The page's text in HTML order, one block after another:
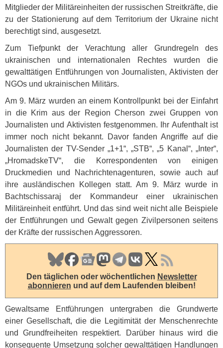
Mitglieder der Militäreinheiten der russischen Streitkräfte, die
zu der Stationierung auf dem Territorium der Ukraine nicht
berechtigt sind, ausgesetzt.
Zum Tiefpunkt der Verachtung aller Grundregeln des
ukrainischen und internationalen Rechtes wurden die
gewalttätigen Entführungen von Journalisten, Aktivisten der
NGOs und ukrainischen Militärs.
Am 9. März wurden an einem Kontrollpunkt bei der Einfahrt
in die Krim aus der Region Cherson zwei Gruppen von
Journalisten und Aktivisten festgenommen. Ihr Aufenthalt ist
immer noch nicht bekannt. Davor fanden Angriffe auf die
Journalisten der TV-Sender „1+1“, „STB“, „5 Kanal“, „Inter“,
„HromadskeTV“, die Korrespondenten von einigen
Druckmedien und Nachrichtenagenturen, sowie auch auf
ihre ausländischen Kollegen statt. Am 9. März wurde in
Bachtschissaraj der Kommandeur einer ukrainischen
Militäreinheit entführt. Und das sind weit nicht alle Beispiele
der Entführungen und Gewalt gegen Zivilpersonen seitens
der Kräfte der russischen Aggressoren.
Den täglichen oder wöchentlichen Newsletter
abonnieren und auf dem Laufenden bleiben!
Gewaltsame Entführungen untergraben die Grundwerte
einer Gesellschaft, die die Legitimität der Menschenrechte
und Grundfreiheiten respektiert. Darüber hinaus wird die
konsequente Umsetzung solcher gewalttätigen Handlungen